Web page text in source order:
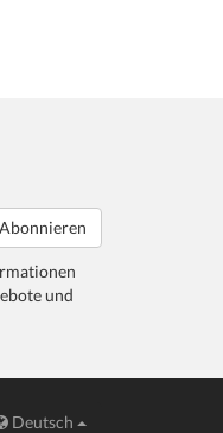
Abonnieren
und
Deutsch